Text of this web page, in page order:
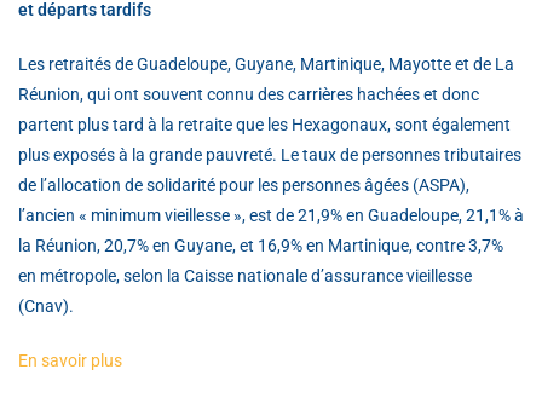
et départs tardifs
Les retraités de Guadeloupe, Guyane, Martinique, Mayotte et de La
Réunion, qui ont souvent connu des carrières hachées et donc
partent plus tard à la retraite que les Hexagonaux, sont également
plus exposés à la grande pauvreté. Le taux de personnes tributaires
de l’allocation de solidarité pour les personnes âgées (ASPA),
l’ancien « minimum vieillesse », est de 21,9% en Guadeloupe, 21,1% à
la Réunion, 20,7% en Guyane, et 16,9% en Martinique, contre 3,7%
en métropole, selon la Caisse nationale d’assurance vieillesse
(Cnav).
En savoir plus